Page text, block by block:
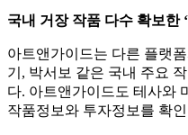
국내 거장 작품 다수 확보한
아트앤가이드는 다른 플랫
기, 박서보 같은 국내 주요
다. 아트앤가이드도 테사와
작품정보와 투자정보를 확